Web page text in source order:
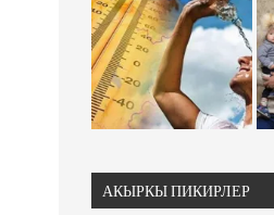
АКЫРКЫ ПИКИРЛЕР